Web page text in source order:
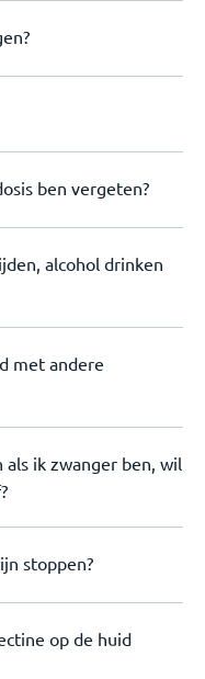
ben vergeten?
alcohol drinken
met andere
ik zwanger ben, wil
stoppen?
op de huid